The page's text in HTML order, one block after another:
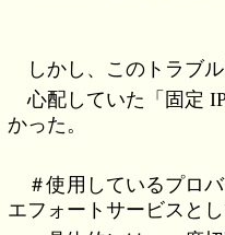
しかし、このトラブル
心配していた「固定
かった。
＃使用しているプロ
エフォートサービスと